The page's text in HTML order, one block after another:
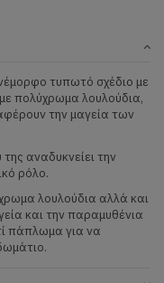
τυπωτό σχέδιο με
με πολύχρωμα λουλούδια,
την μαγεία των
αναδυκνείει την
ρόλο.
λουλούδια αλλά και
και την παραμυθένια
πάπλωμα για να